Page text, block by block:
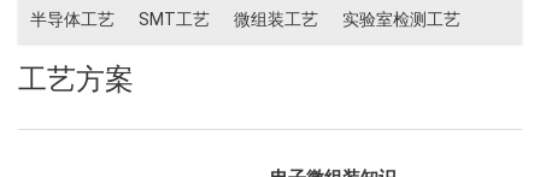
半导体工艺 SMT工艺 微组装工艺 实验室检测工艺
工艺方案